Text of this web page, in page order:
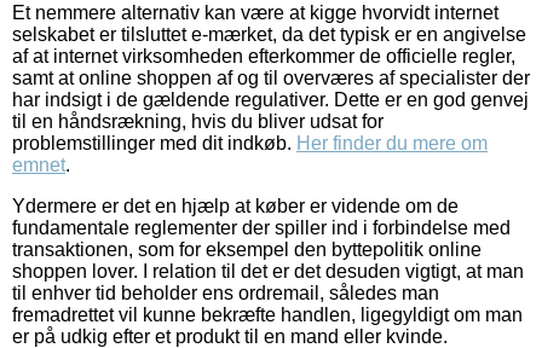
Et nemmere alternativ kan være at kigge hvorvidt internet
selskabet er tilsluttet e-mærket, da det typisk er en angivelse
af at internet virksomheden efterkommer de officielle regler,
samt at online shoppen af og til overværes af specialister der
har indsigt i de gældende regulativer. Dette er en god genvej
til en håndsrækning, hvis du bliver udsat for
problemstillinger med dit indkøb. Her finder du mere om
emnet.
Ydermere er det en hjælp at køber er vidende om de
fundamentale reglementer der spiller ind i forbindelse med
transaktionen, som for eksempel den byttepolitik online
shoppen lover. I relation til det er det desuden vigtigt, at man
til enhver tid beholder ens ordremail, således man
fremadrettet vil kunne bekræfte handlen, ligegyldigt om man
er på udkig efter et produkt til en mand eller kvinde.